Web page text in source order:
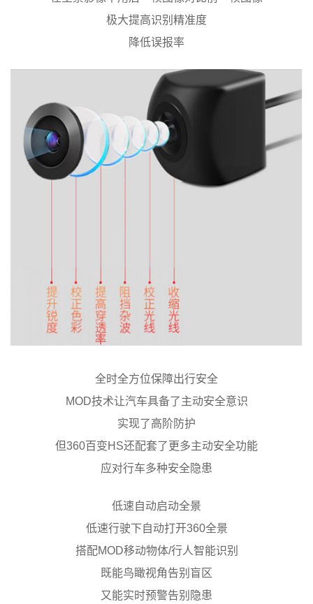
极大提高识别精准度
降低误报率
全时全方位保障出行安全
MOD技术让汽车具备了主动安全意识
实现了高阶防护
但360百变HS还配套了更多主动安全功能
应对行车多种安全隐患
低速自动启动全景
低速行驶下自动打开360全景
搭配MOD移动物体/行人智能识别
既能鸟瞰视角告别盲区
又能实时预警告别隐患